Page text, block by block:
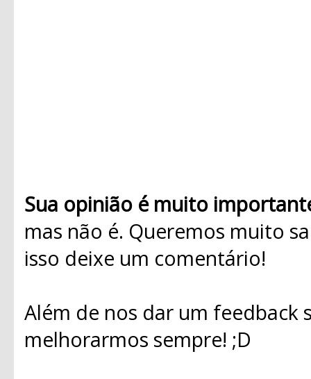
Sua opinião é muito
mas não é. Queremos muito
isso deixe um comentário!
Além de nos dar um
melhorarmos sempre! ;D